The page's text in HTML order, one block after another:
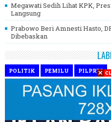
Megawati Sedih Lihat KPK,
Langsung
Prabowo Beri Amnesti Hasto,
Dibebaskan
POLITIK PEMILU PILPRES